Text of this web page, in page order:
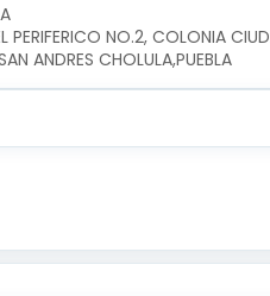
PERIFERICO NO.2, COLONIA
ANDRES CHOLULA,PUEBLA